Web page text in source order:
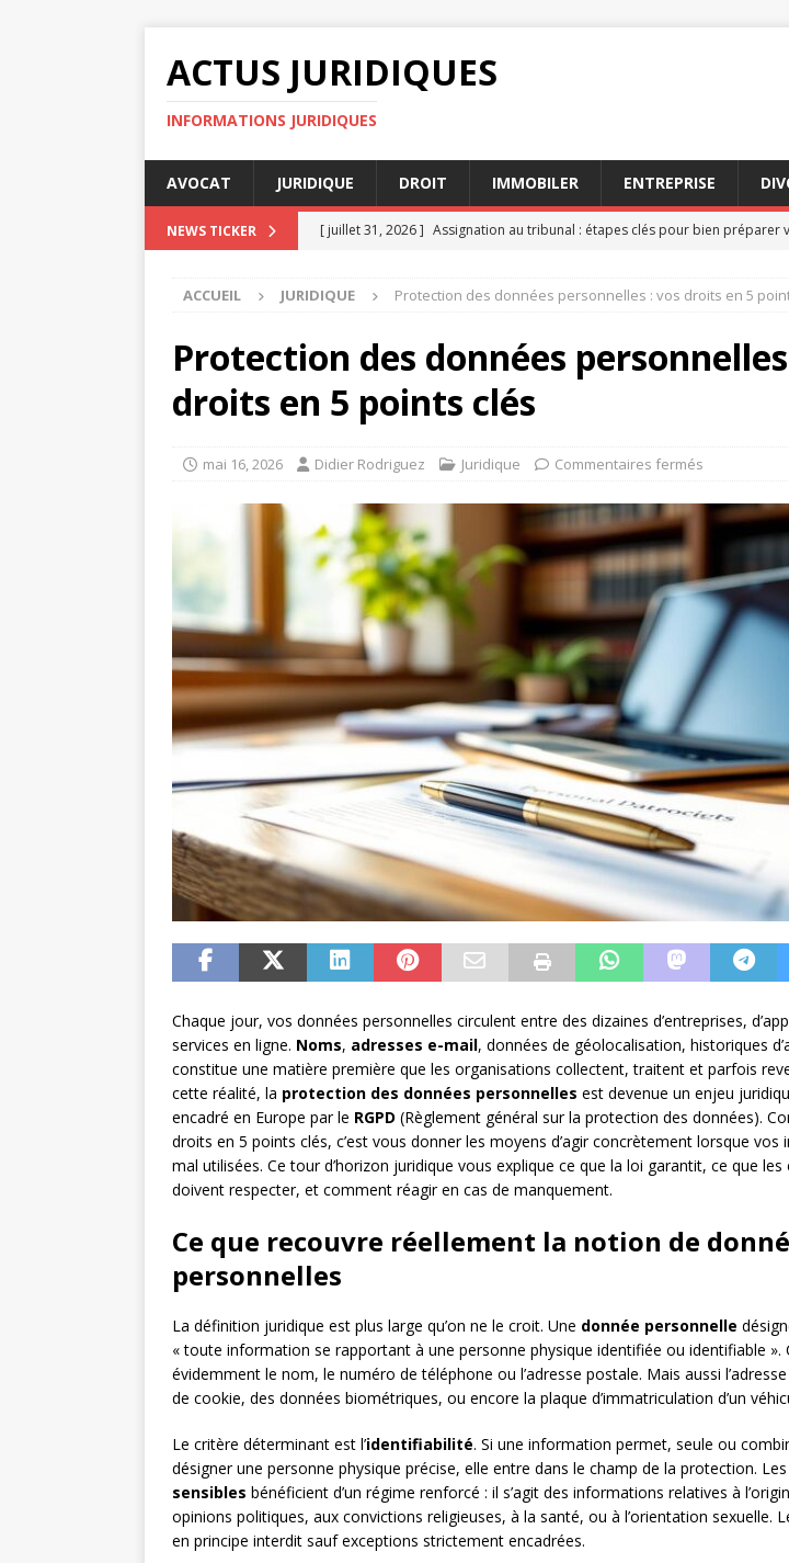
ACTUS JURIDIQUES
INFORMATIONS JURIDIQUES
AVOCAT JURIDIQUE DROIT IMMOBILER ENTREPRISE
NEWS TICKER [ juillet 31, 2026 ] Assignation au tribunal : étapes clés pour bien préparer
[ juillet 30, 2026 ] Les meilleurs conseils des avocats succession Paris pour
[ juillet 27, 2026 ]
Indemnisation : comment estimer les dommages et
Pourquoi faire appel à un commissaire de justice en
[ août 4, 2026 ] Jugement en appel : comprendre le processus et ses enjeux
ACCUEIL JURIDIQUE Protection des données personnelles : vos droits en 5
Protection des données
droits en 5 points clés
mai 16, 2026 Didier Rodriguez Juridique Commentaires fermés
Chaque jour, vos données personnelles circulent entre des dizaines d’entreprises,
services en ligne. Noms, adresses e-mail, données de géolocalisation, historiques
constitue une matière première que les organisations collectent, traitent et parfois
cette réalité, la protection des données personnelles est devenue un enjeu
encadré en Europe par le RGPD (Règlement général sur la protection des données).
droits en 5 points clés, c’est vous donner les moyens d’agir concrètement lorsque
mal utilisées. Ce tour d’horizon juridique vous explique ce que la loi garantit, ce que les
doivent respecter, et comment réagir en cas de manquement.
Ce que recouvre réellement la notion de
personnelles
La définition juridique est plus large qu’on ne le croit. Une donnée personnelle
« toute information se rapportant à une personne physique identifiée ou identifiable ».
évidemment le nom, le numéro de téléphone ou l’adresse postale. Mais aussi
de cookie, des données biométriques, ou encore la plaque d’immatriculation d’un
Le critère déterminant est l’identifiabilité. Si une information permet, seule ou
désigner une personne physique précise, elle entre dans le champ de la protection. Les
sensibles bénéficient d’un régime renforcé : il s’agit des informations relatives à
opinions politiques, aux convictions religieuses, à la santé, ou à l’orientation sexuelle.
en principe interdit sauf exceptions strictement encadrées.